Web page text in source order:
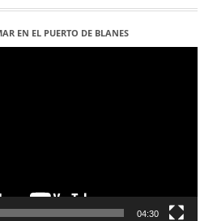
EN EL PUERTO DE BLANES
04:30